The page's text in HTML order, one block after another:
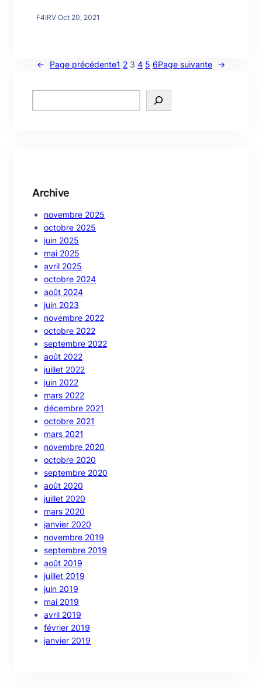
F4IRV·Oct 20, 2021
← Page précédente1 2 3 4 5 6Page suivante →
e
Archive
novembre 2025
octobre 2025
juin 2025
mai 2025
avril 2025
octobre 2024
août 2024
juin 2023
novembre 2022
octobre 2022
septembre 2022
août 2022
juillet 2022
juin 2022
mars 2022
décembre 2021
octobre 2021
mars 2021
novembre 2020
octobre 2020
septembre 2020
août 2020
juillet 2020
mars 2020
janvier 2020
novembre 2019
septembre 2019
août 2019
juillet 2019
juin 2019
mai 2019
avril 2019
février 2019
janvier 2019